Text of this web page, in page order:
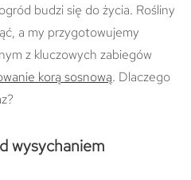
budzi się do życia. Rośliny
a my przygotowujemy
z kluczowych zabiegów
korą sosnową. Dlaczego
wysychaniem